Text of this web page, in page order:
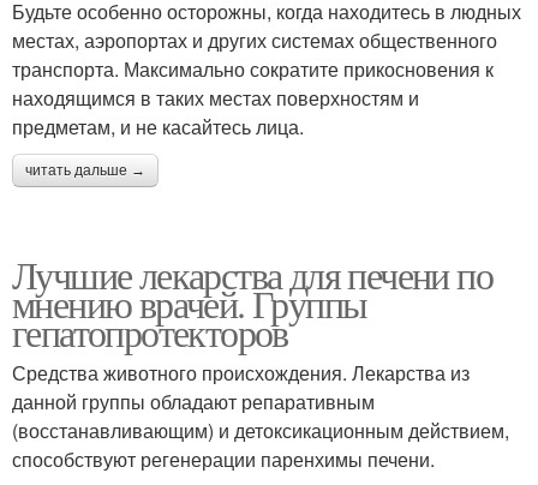
Будьте особенно осторожны, когда находитесь в людных
местах, аэропортах и других системах общественного
транспорта. Максимально сократите прикосновения к
находящимся в таких местах поверхностям и
предметам, и не касайтесь лица.
читать дальше →
Лучшие лекарства для печени по
мнению врачей. Группы
гепатопротекторов
Средства животного происхождения. Лекарства из
данной группы обладают репаративным
(восстанавливающим) и детоксикационным действием,
способствуют регенерации паренхимы печени.